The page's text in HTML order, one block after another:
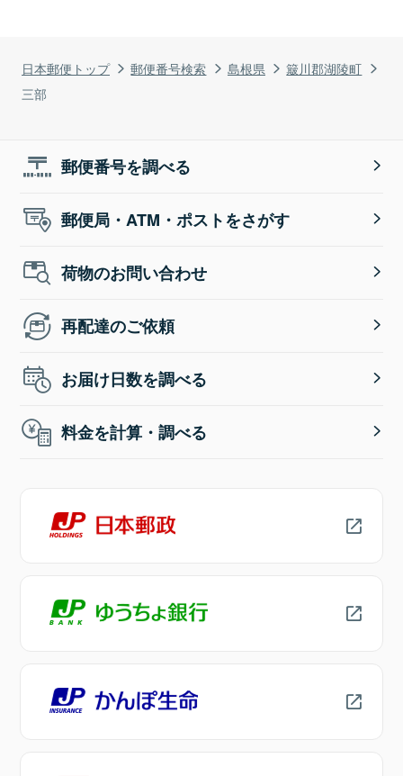
日本郵便トップ 郵便番号検索 島根県
簸川郡湖陵町
三部
郵便番号を調べる
郵便局・ATM・ポストをさがす
荷物のお問い合わせ
再配達のご依頼
お届け日数を調べる
料金を計算・調べる